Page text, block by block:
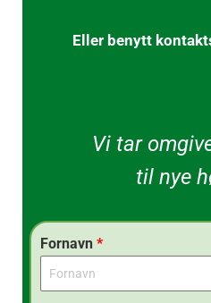
Eller benytt
Vi tar
til nye
Fornavn *